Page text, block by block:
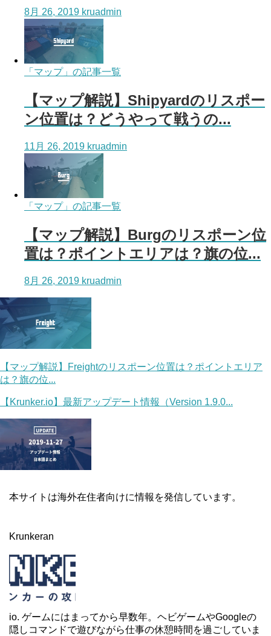
8月 26, 2019 kruadmin
「マップ」の記事一覧
【マップ解説】Shipyardのリスポー
ン位置は？どうやって戦うの...
11月 26, 2019 kruadmin
「マップ」の記事一覧
【マップ解説】Burgのリスポーン位
置は？ポイントエリアは？旗の位...
8月 26, 2019 kruadmin
【マップ解説】Freightのリスポーン位置は？ポイントエリア
は？旗の位...
【Krunker.io】最新アップデート情報（Version 1.9.0...
本サイトは海外在住者向けに情報を発信しています。
Krunkeran
io. ゲームにはまってから早数年。ヘビゲームやGoogleの
隠しコマンドで遊びながら仕事の休憩時間を過ごしていま